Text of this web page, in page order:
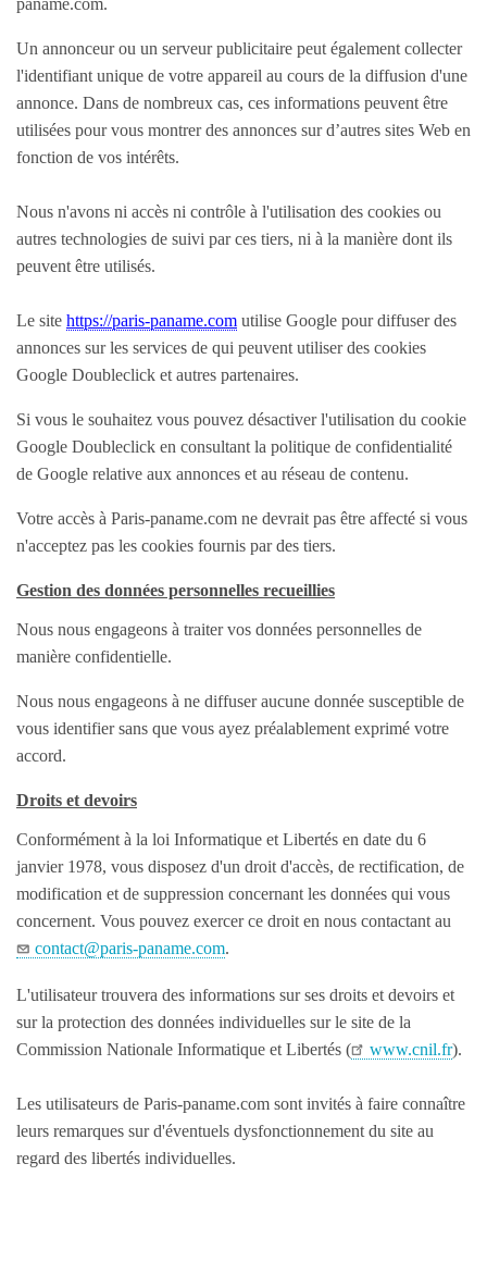
Caravaning
Equipement auto
Equipement moto
Equipement caravaning
Equipement nautisme
Informatique
Téléphones - Tablettes
TV - Son
Consoles et Jeux
Photographie - Vidéo
Autres multimedias
SERVICES
Artisants - Dépannage
Auxiliaire de vie - Aides
Cours particuliers
Déménagements
Evénementiel
Ménage - Repassage
Santé - Yoga - Forme
Autres services
paname.com.
Un annonceur ou un serveur publicitaire peut également collecter
l'identifiant unique de votre appareil au cours de la diffusion d'une
annonce. Dans de nombreux cas, ces informations peuvent être
utilisées pour vous montrer des annonces sur d’autres sites Web en
fonction de vos intérêts.
Nous n'avons ni accès ni contrôle à l'utilisation des cookies ou
autres technologies de suivi par ces tiers, ni à la manière dont ils
peuvent être utilisés.
Le site https://paris-paname.com utilise Google pour diffuser des
annonces sur les services de qui peuvent utiliser des cookies
Google Doubleclick et autres partenaires.
Si vous le souhaitez vous pouvez désactiver l'utilisation du cookie
Google Doubleclick en consultant la politique de confidentialité
de Google relative aux annonces et au réseau de contenu.
Votre accès à Paris-paname.com ne devrait pas être affecté si vous
n'acceptez pas les cookies fournis par des tiers.
Gestion des données personnelles recueillies
Nous nous engageons à traiter vos données personnelles de
manière confidentielle.
Nous nous engageons à ne diffuser aucune donnée susceptible de
vous identifier sans que vous ayez préalablement exprimé votre
accord.
Droits et devoirs
Conformément à la loi Informatique et Libertés en date du 6
janvier 1978, vous disposez d'un droit d'accès, de rectification, de
modification et de suppression concernant les données qui vous
concernent. Vous pouvez exercer ce droit en nous contactant au
contact@paris-paname.com.
L'utilisateur trouvera des informations sur ses droits et devoirs et
sur la protection des données individuelles sur le site de la
Commission Nationale Informatique et Libertés (
www.cnil.fr).
Les utilisateurs de Paris-paname.com sont invités à faire connaître
leurs remarques sur d'éventuels dysfonctionnement du site au
regard des libertés individuelles.